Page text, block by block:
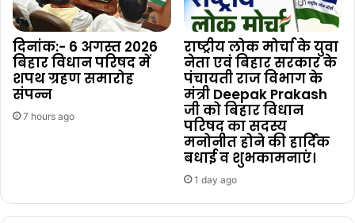
दिनांक:- 6 अगस्त 2026
बिहार विधान परिषद में
शपथ ग्रहण समारोह
संपन्न
7 hours ago
राष्ट्रीय लोक मोर्चा के युवा
नेता एवं बिहार सरकार के
पंचायती राज विभाग के
मंत्री Deepak Prakash
जी को बिहार विधान
परिषद का सदस्य
मनोनीत होने की हार्दिक
बधाई व शुभकामनाएं।
1 day ago